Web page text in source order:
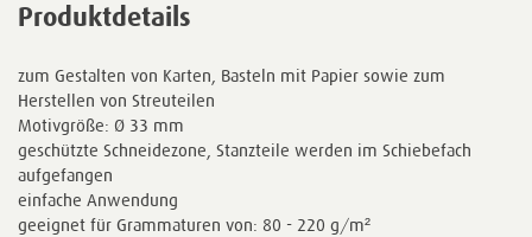
Produktdetails
zum Gestalten von Karten, Basteln mit Papier sowie zum
Herstellen von Streuteilen
Motivgröße: Ø 33 mm
geschützte Schneidezone, Stanzteile werden im Schiebefach
aufgefangen
einfache Anwendung
geeignet für Grammaturen von: 80 - 220 g/m²